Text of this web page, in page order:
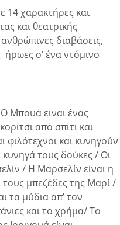
14 χαρακτήρες και
και θεατρικής
διαβάσεις,
σ’ ένα ντόμινο
Μπουά είναι ένας
από σπίτι και
φιλότεχνοι και κυνηγούν
τους δούκες / Οι
/ Η Μαρσελίν είναι η
τους μπεζέδες της Μαρί /
τα μύδια απ’ τον
και το χρήμα/ Το